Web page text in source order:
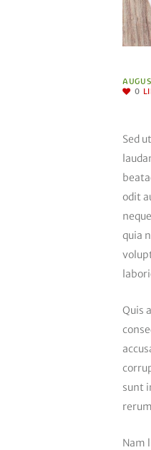
0
Sed
odit
quia
Quis
sunt
Nam